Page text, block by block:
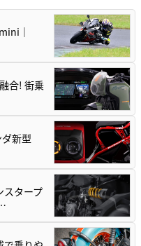
｜
合! 街乗
新型
スタープ
で乗りや